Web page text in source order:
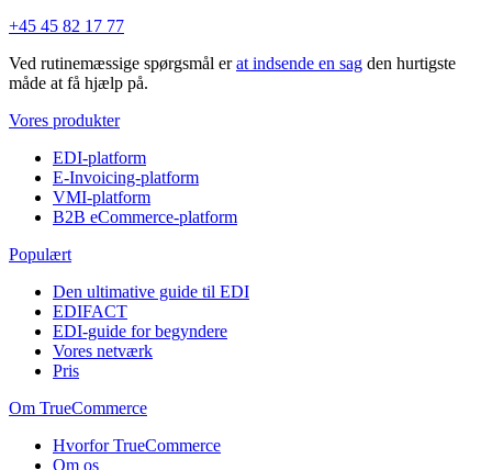
+45 45 82 17 77
Ved rutinemæssige spørgsmål erat indsende en sag den hurtigste
måde at få hjælp på.
Vores produkter
EDI-platform
E-Invoicing-platform
VMI-platform
B2B eCommerce-platform
Populært
Den ultimative guide til EDI
EDIFACT
EDI-guide for begyndere
Vores netværk
Pris
Om TrueCommerce
Hvorfor TrueCommerce
Om os